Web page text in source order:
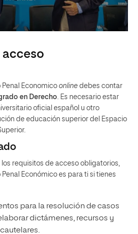
acceso
Economico online debes contar
en Derecho. Es necesario estar
oficial español u otro
de educación superior del Espacio
requisitos de acceso obligatorios,
Económico es para ti si tienes
para la resolución de casos
dictámenes, recursos y